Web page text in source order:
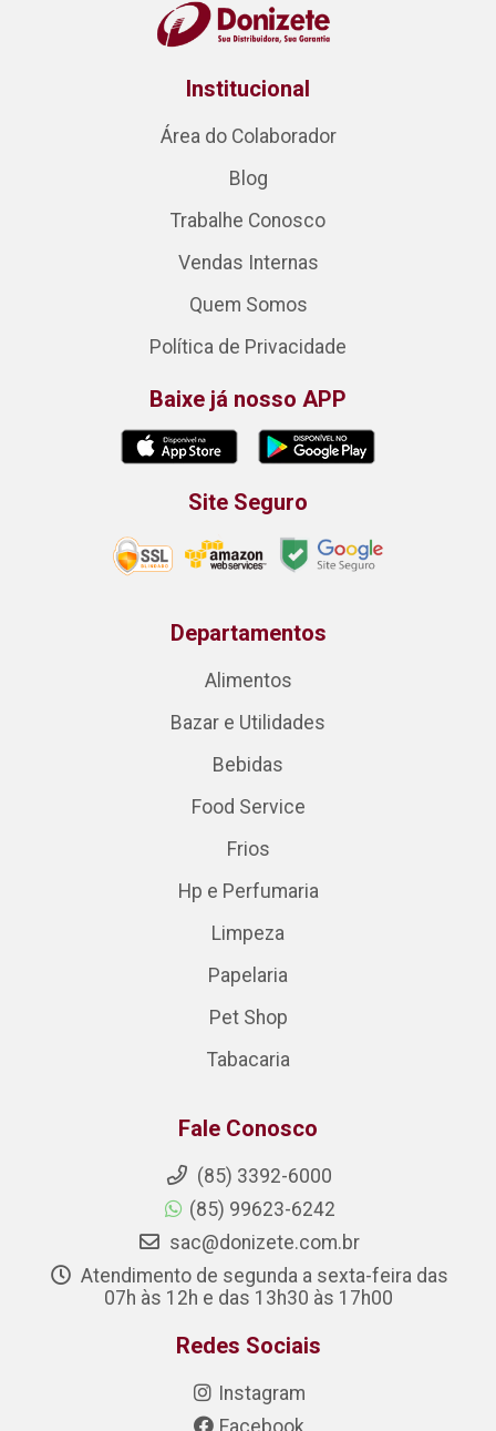
Institucional
Área do Colaborador
Blog
Trabalhe Conosco
Vendas Internas
Quem Somos
Política de Privacidade
Baixe já nosso APP
Site Seguro
Departamentos
Alimentos
Bazar e Utilidades
Bebidas
Food Service
Frios
Hp e Perfumaria
Limpeza
Papelaria
Pet Shop
Tabacaria
Fale Conosco
(85) 3392-6000
(85) 99623-6242
sac@donizete.com.br
Atendimento de segunda a sexta-feira das
07h às 12h e das 13h30 às 17h00
Redes Sociais
Instagram
Facebook